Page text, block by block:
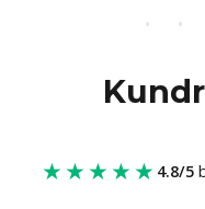
★★★★★ 4.8/5